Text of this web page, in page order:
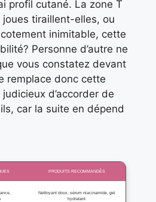
profil cutané. La zone T
tiraillent-elles, ou
inimitable, cette
Personne d’autre ne
vous constatez devant
remplace donc cette
judicieux d’accorder de
car la suite en dépend
PRODUITS RECOMMANDÉS
Nettoyant doux, sérum niacinamide, gel
hydratant